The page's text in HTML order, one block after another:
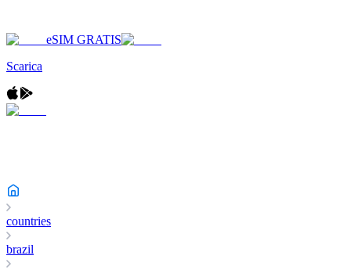
eSIM GRATIS
Scarica
countries
brazil